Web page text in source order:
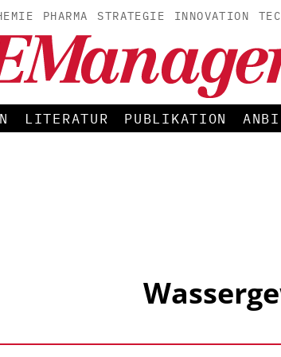
PHARMA STRATEGIE INNOVATION
LITERATUR PUBLIKATION